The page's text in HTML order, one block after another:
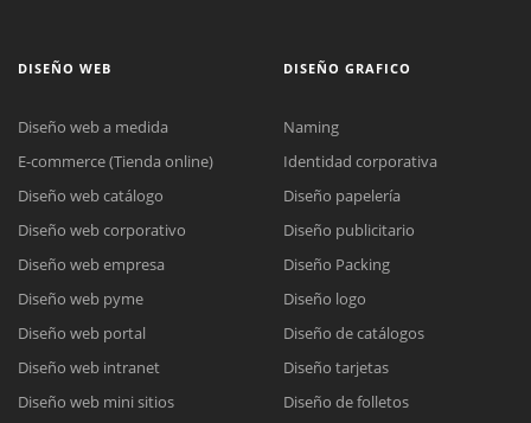
DISEÑO WEB
Diseño web a medida
E-commerce (Tienda online)
Diseño web catálogo
Diseño web corporativo
Diseño web empresa
Diseño web pyme
Diseño web portal
Diseño web intranet
Diseño web mini sitios
DISEÑO GRAFICO
Naming
Identidad corporativa
Diseño papelería
Diseño publicitario
Diseño Packing
Diseño logo
Diseño de catálogos
Diseño tarjetas
Diseño de folletos